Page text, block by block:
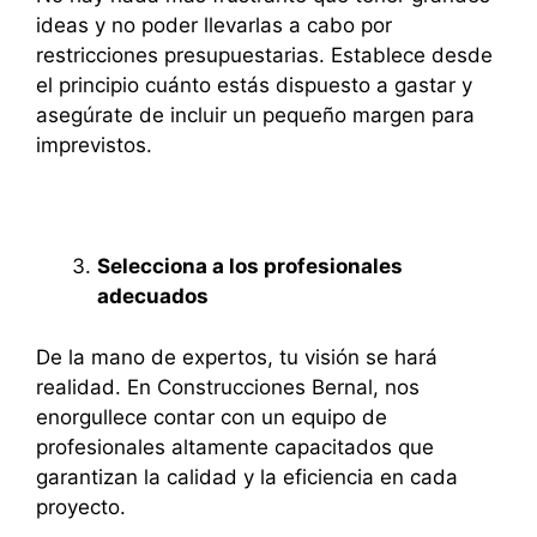
ideas y no poder llevarlas a cabo por
restricciones presupuestarias. Establece desde
el principio cuánto estás dispuesto a gastar y
asegúrate de incluir un pequeño margen para
imprevistos.
Selecciona a los profesionales
adecuados
De la mano de expertos, tu visión se hará
realidad. En Construcciones Bernal, nos
enorgullece contar con un equipo de
profesionales altamente capacitados que
garantizan la calidad y la eficiencia en cada
proyecto.